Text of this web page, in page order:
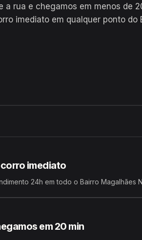
a rua e chegamos em menos de
imediato em qualquer ponto do
imediato
24h em todo o Bairro Magalhães
em 20 min